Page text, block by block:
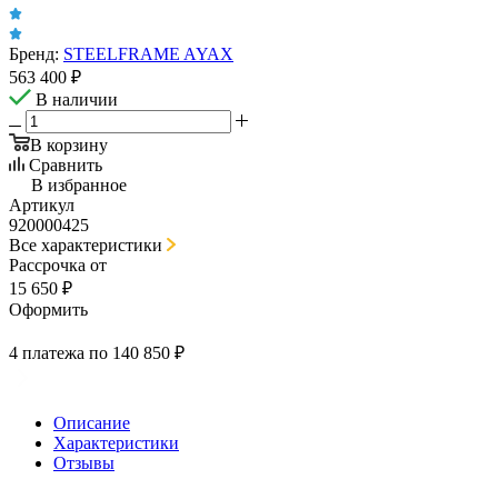
Бренд: STEELFRAME AYAX
563 400 ₽
В наличии
В корзину
Сравнить
В избранное
Артикул
920000425
Все характеристики
Рассрочка от
15 650 ₽
Оформить
4 платежа по 140 850 ₽
Описание
Характеристики
Отзывы